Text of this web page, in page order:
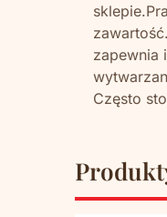
zapewnia
Często